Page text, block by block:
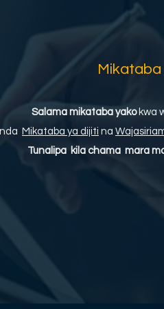
Mikataba
Salama mikataba yakokwa
Mikataba ya dijiti na
Tunalipa kila chama mara